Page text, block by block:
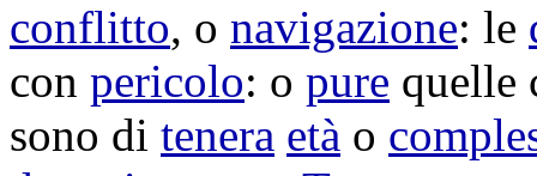
conflitto, o navigazione: le
con pericolo: o pure quelle
sono di tenera età o